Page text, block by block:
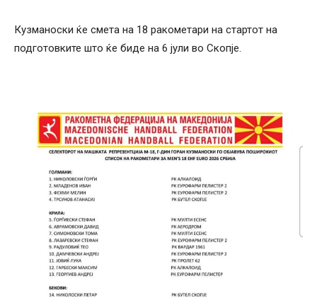
Кузманоски ќе смета на 18 ракометари на стартот на
подготовките што ќе биде на 6 јули во Скопје.